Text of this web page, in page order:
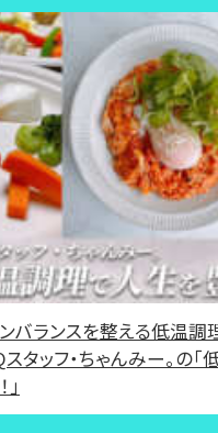
バランスを整える低温調
タッフ・ちゃんみー。の